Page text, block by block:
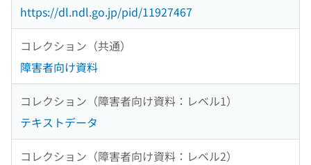
https://dl.ndl.go.jp/pid/11927467
コレクション（共通）
障害者向け資料
コレクション（障害者向け資料：レベル1）
テキストデータ
コレクション（障害者向け資料：レベル2）